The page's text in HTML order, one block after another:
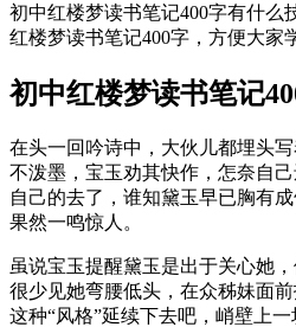
初中红楼梦读书笔记400字有什么
红楼梦读书笔记400字，方便大家
初中红楼梦读书笔记
在头一回吟诗中，大伙儿都埋头
不泼墨，宝玉劝其快作，怎奈自
自己的去了，谁知黛玉早已胸有
果然一鸣惊人。
虽说宝玉提醒黛玉是出于关心她
很少见她弯腰低头，在众秭妹面
这种“风格”延续下去吧，峭壁上